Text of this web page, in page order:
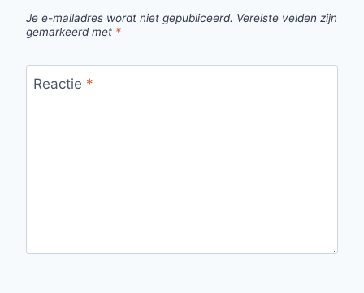
Je e-mailadres wordt niet gepubliceerd. Vereiste velden zijn
gemarkeerd met *
Reactie *